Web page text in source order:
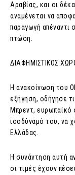
Αραβίας, και οι
αναμένεται να
παραγωγή απέναντι
πτώση.
ΔΙΑΦΗΜΙΣΤΙΚΟΣ
Η ανακοίνωση του
εξήγηση, οδήγησε
Μπρεντ, ευρωπαϊκό
ισοδύναμό του, να
Ελλάδας.
Η συνάντηση αυτή
οι τιμές έχουν